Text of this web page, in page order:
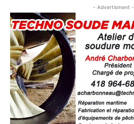
- Advertisment -